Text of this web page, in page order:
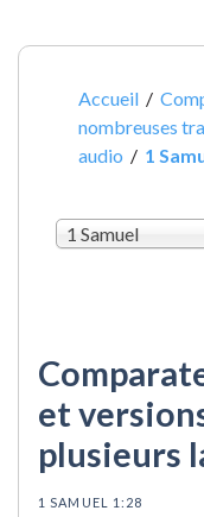
Accueil /
nombreuses
audio / 1
1 Samuel
et
plusieurs
1 SAMUEL 1:28